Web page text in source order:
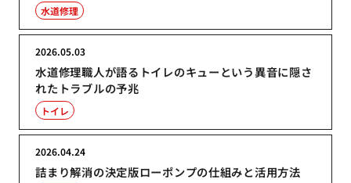
水道修理
水道修理職人が語るトイレのキューという異音に隠さ
れたトラブルの予兆
2026.05.03
トイレ
詰まり解消の決定版ローポンプの仕組みと活用方法
2026.04.24